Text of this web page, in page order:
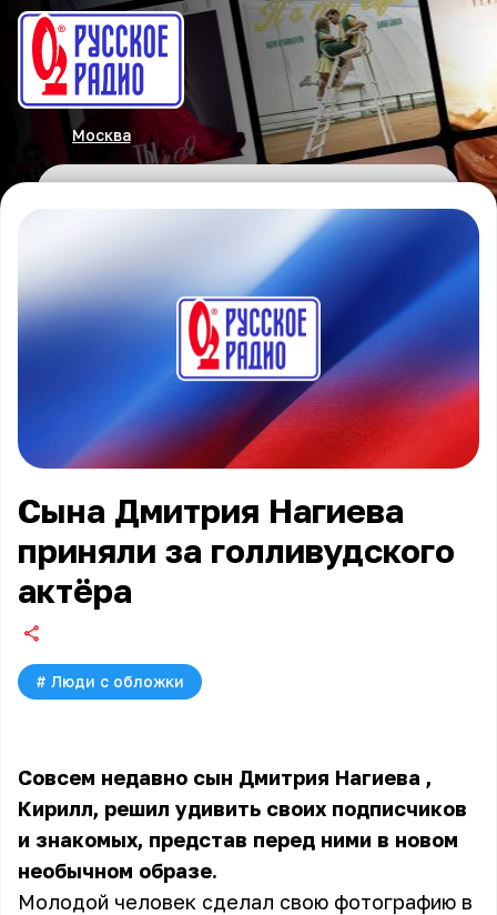
Москва
Сына Дмитрия Нагиева
приняли за голливудского
актёра
# Люди с обложки
Совсем недавно сын Дмитрия Нагиева ,
Кирилл, решил удивить своих подписчиков
и знакомых, представ перед ними в новом
необычном образе.
Молодой человек сделал свою фотографию в